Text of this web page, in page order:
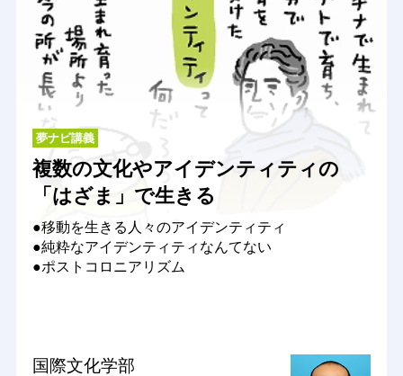
夢ナビ講義
複数の文化やアイデンティティの
「はざま」で生きる
●移動を生きる人々のアイデンティティ
●純粋なアイデンティティなんてない
●ポストコロニアリズム
国際文化学部